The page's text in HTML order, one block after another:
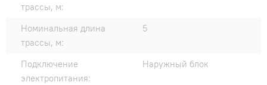
трассы, м:
Номинальная длина
трассы, м:
5
Подключение
электропитания:
Наружный блок